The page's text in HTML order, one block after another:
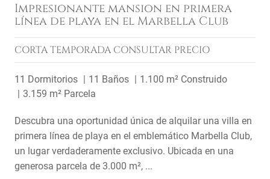
Impresionante mansion en primera
línea de playa en el Marbella Club
CORTA TEMPORADA CONSULTAR PRECIO
11 Dormitorios 11 Baños
1.100 m² Construido
3.159 m² Parcela
Descubra una oportunidad única de alquilar una villa en
primera línea de playa en el emblemático Marbella Club,
un lugar verdaderamente exclusivo. Ubicada en una
generosa parcela de 3.000 m², ...